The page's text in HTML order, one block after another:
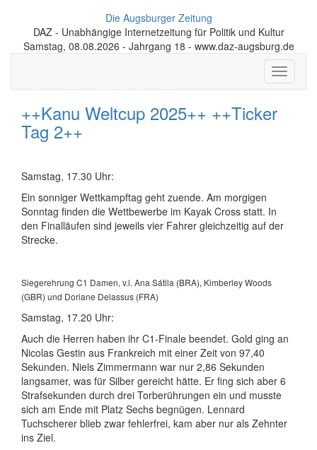
Die Augsburger Zeitung
DAZ - Unabhängige Internetzeitung für Politik und Kultur
Samstag, 08.08.2026 - Jahrgang 18 - www.daz-augsburg.de
Toggle
++Kanu Weltcup 2025++ ++Ticker
Tag 2++
Samstag, 17.30 Uhr:
Ein sonniger Wettkampftag geht zuende. Am morgigen
Sonntag finden die Wettbewerbe im Kayak Cross statt. In
den Finalläufen sind jeweils vier Fahrer gleichzeitig auf der
Strecke.
Siegerehrung C1 Damen, v.l. Ana Sátila (BRA), Kimberley Woods
(GBR) und Doriane Delassus (FRA)
Samstag, 17.20 Uhr:
Auch die Herren haben ihr C1-Finale beendet. Gold ging an
Nicolas Gestin aus Frankreich mit einer Zeit von 97,40
Sekunden. Niels Zimmermann war nur 2,86 Sekunden
langsamer, was für Silber gereicht hätte. Er fing sich aber 6
Strafsekunden durch drei Torberührungen ein und musste
sich am Ende mit Platz Sechs begnügen. Lennard
Tuchscherer blieb zwar fehlerfrei, kam aber nur als Zehnter
ins Ziel.